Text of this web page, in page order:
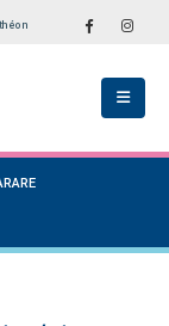
Buffevant
étoiles!
18 juillet